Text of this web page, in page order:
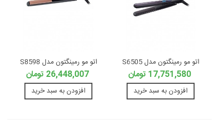
اتو مو رمینگتون مدل S6505
17,751,580 تومان
افزودن به سبد خرید
اتو مو رمینگتون مدل S8598
26,448,007 تومان
افزودن به سبد خرید